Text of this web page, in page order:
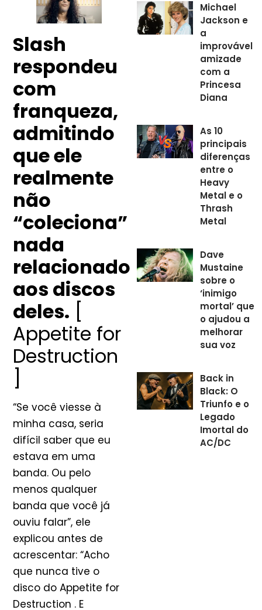
Slash
respondeu
com
franqueza,
admitindo
que ele
realmente
não
“coleciona”
nada
relacionado
aos discos
deles. [
Appetite for
Destruction
]
“Se você viesse à
minha casa, seria
difícil saber que eu
estava em uma
banda. Ou pelo
menos qualquer
banda que você já
ouviu falar”, ele
explicou antes de
acrescentar: “Acho
que nunca tive o
disco do Appetite for
Destruction . E
Michael
Jackson e
a
improvável
amizade
com a
Princesa
Diana
As 10
principais
diferenças
entre o
Heavy
Metal e o
Thrash
Metal
Dave
Mustaine
sobre o
‘inimigo
mortal’ que
o ajudou a
melhorar
sua voz
Back in
Black: O
Triunfo e o
Legado
Imortal do
AC/DC